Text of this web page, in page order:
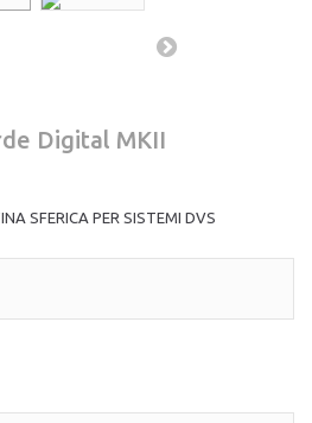
Digital MKII
SFERICA PER SISTEMI DVS